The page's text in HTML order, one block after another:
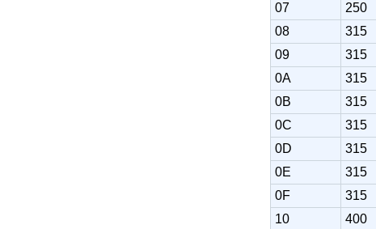
07
250
08
315
09
315
0A
315
0B
315
0C
315
0D
315
0E
315
0F
315
10
400